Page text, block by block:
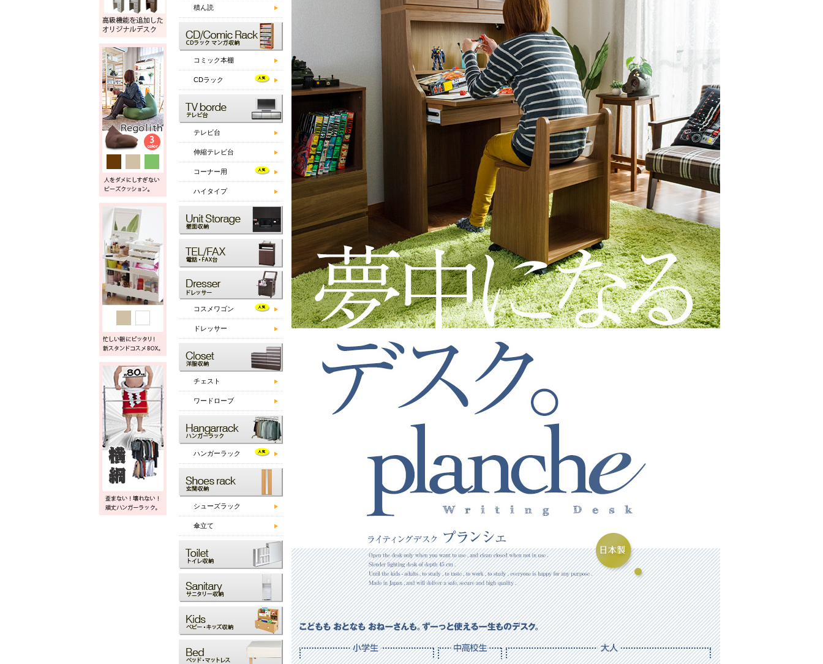
積ん読
コミック本棚
CDラック
テレビ台
伸縮テレビ台
コーナー用
ハイタイプ
コスメワゴン
ドレッサー
チェスト
ワードローブ
ハンガーラック
シューズラック
傘立て